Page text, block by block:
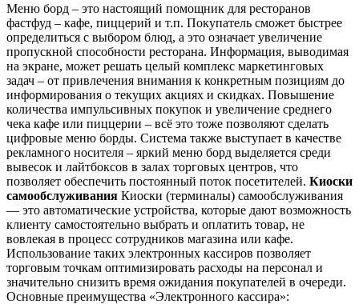
Меню борд – это настоящий помощник для ресторанов
фастфуд – кафе, пиццерий и т.п. Покупатель сможет быстрее
определиться с выбором блюд, а это означает увеличение
пропускной способности ресторана. Информация, выводимая
на экране, может решать целый комплекс маркетинговых
задач – от привлечения внимания к конкретным позициям до
информирования о текущих акциях и скидках. Повышение
количества импульсивных покупок и увеличение среднего
чека кафе или пиццерии – всё это тоже позволяют сделать
цифровые меню борды. Система также выступает в качестве
рекламного носителя – яркий меню борд выделяется среди
вывесок и лайтбоксов в залах торговых центров, что
позволяет обеспечить постоянный поток посетителей. Киоски
самообслуживания Киоски (терминалы) самообслуживания
— это автоматические устройства, которые дают возможность
клиенту самостоятельно выбрать и оплатить товар, не
вовлекая в процесс сотрудников магазина или кафе.
Использование таких электронных кассиров позволяет
торговым точкам оптимизировать расходы на персонал и
значительно снизить время ожидания покупателей в очереди.
Основные преимущества «Электронного кассира»: